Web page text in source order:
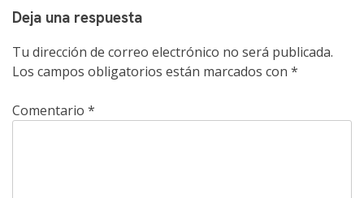
Deja una respuesta
Tu dirección de correo electrónico no será publicada.
Los campos obligatorios están marcados con *
Comentario *